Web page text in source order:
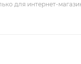
для интернет-